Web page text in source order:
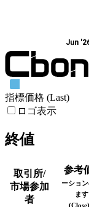
Jun
指標価格 (Last)
ロゴ表示
終値
取引所/
市場参加
者
参考
ーショ
ま